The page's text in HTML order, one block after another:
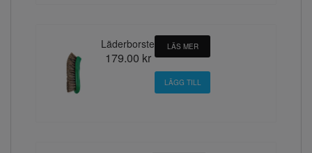
Läderborste
179.00 kr
LÄS MER